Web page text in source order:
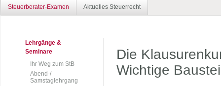
Steuerberater-Examen Aktuelles Steuerrecht
Lehrgänge &
Seminare
Ihr Weg zum StB
Abend-/
Samstaglehrgang
Die
Wichtige